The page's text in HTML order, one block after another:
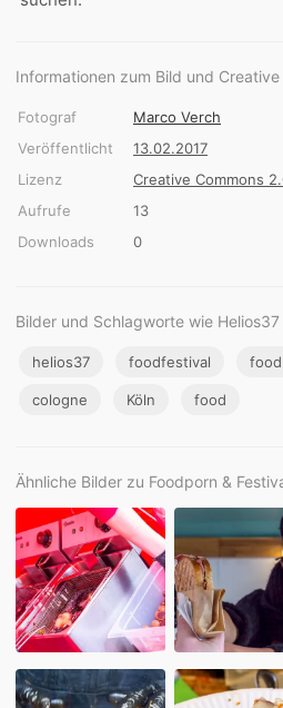
Informationen zum Bild und
Fotograf
Marco Verch
Veröffentlicht
13.02.2017
Lizenz
Creative Commons
Aufrufe
13
Downloads
0
Bilder und Schlagworte wie
helios37 foodfestival
cologne Köln food
Ähnliche Bilder zu Foodporn &